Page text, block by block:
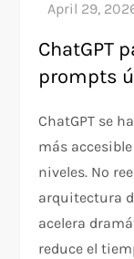
ChatGPT
prompts
ChatGPT se
más
niveles. No
arquitectura
acelera
reduce el